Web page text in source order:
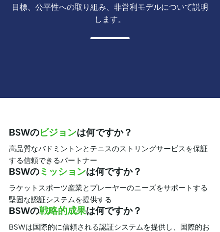
目標、公平性への取り組み、非営利モデルについて説明
します。
BSWのビジョンは何ですか？
高品質なバドミントンとテニスのストリングサービスを保証
する信頼できるパートナー
BSWのミッションは何ですか？
ラケットスポーツ産業とプレーヤーのニーズをサポートする
堅固な認証システムを提供する
BSWの戦略的成果は何ですか？
BSWは国際的に信頼される認証システムを提供し、国際的お